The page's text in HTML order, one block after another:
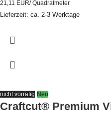
21,11 EUR/ Quadratmeter
Lieferzeit: ca. 2-3 Werktage
nicht vorrätig Neu
Craftcut® Premium